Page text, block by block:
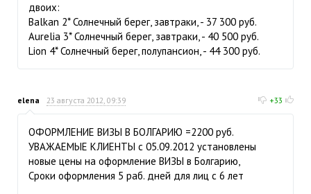
двоих:
Balkan 2* Солнечный берег, завтраки, - 37 300 руб.
Aurelia 3* Солнечный берег, завтраки, - 40 500 руб.
Lion 4* Солнечный берег, полупансион, - 44 300 руб.
elena 23 августа 2012, 09:39 +33
ОФОРМЛЕНИЕ ВИЗЫ В БОЛГАРИЮ =2200 руб.
УВАЖАЕМЫЕ КЛИЕНТЫ с 05.09.2012 установлены
новые цены на оформление ВИЗЫ в Болгарию,
Сроки оформления 5 раб. дней для лиц с 6 лет